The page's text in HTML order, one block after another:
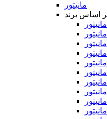
مانیتور
اساس برند